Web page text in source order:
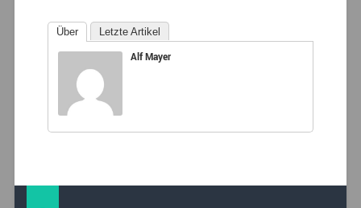
Über Letzte Artikel
Alf Mayer